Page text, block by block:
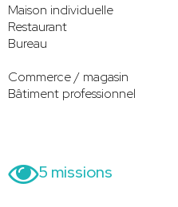
Maison individuelle
Restaurant
Bureau
Commerce / magasin
Bâtiment professionnel
5 missions